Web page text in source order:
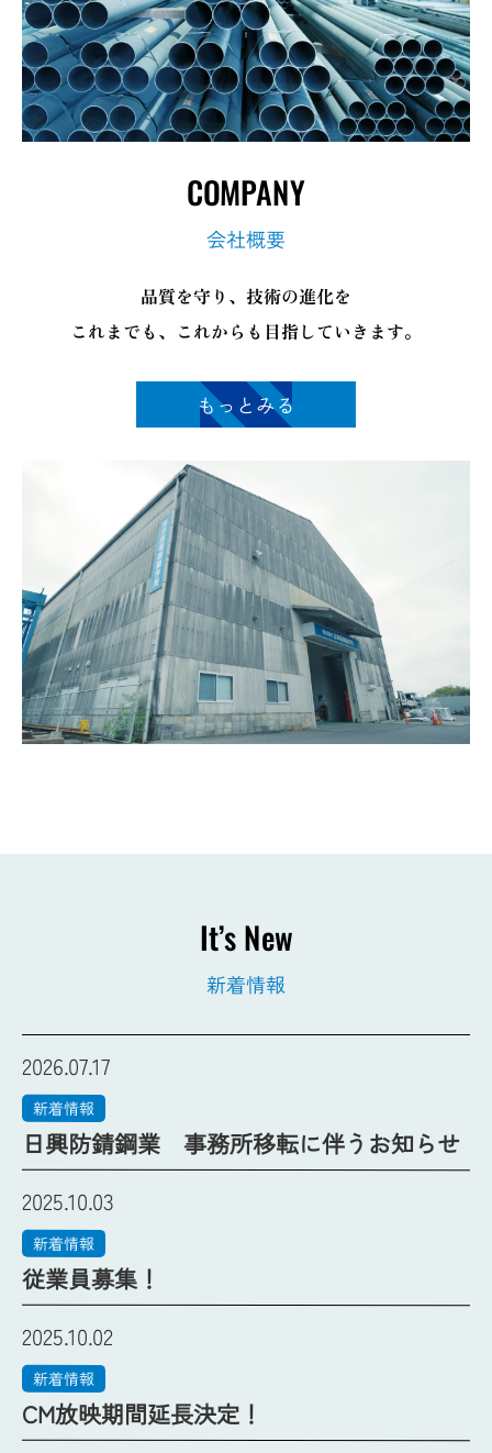
COMPANY
会社概要
品質を守り、技術の進化を
これまでも、これからも目指していきます。
もっとみる
It’s New
新着情報
2026.07.17
新着情報
日興防錆鋼業 事務所移転に伴うお知らせ
2025.10.03
新着情報
従業員募集！
2025.10.02
新着情報
CM放映期間延長決定！